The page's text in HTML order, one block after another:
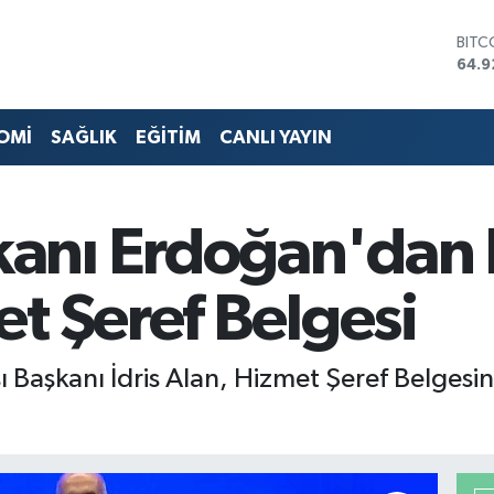
SAĞLIK EĞİTİM CANLI YAYIN
Erdoğan'dan
Şeref Belgesi
Başkanı İdris Alan, Hizmet Şeref